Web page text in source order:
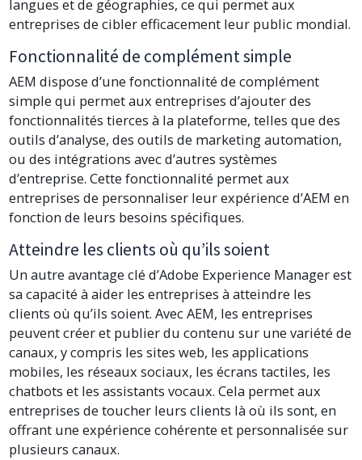
langues et de géographies, ce qui permet aux
entreprises de cibler efficacement leur public mondial.
Fonctionnalité de complément simple
AEM dispose d’une fonctionnalité de complément
simple qui permet aux entreprises d’ajouter des
fonctionnalités tierces à la plateforme, telles que des
outils d’analyse, des outils de marketing automation,
ou des intégrations avec d’autres systèmes
d’entreprise. Cette fonctionnalité permet aux
entreprises de personnaliser leur expérience d’AEM en
fonction de leurs besoins spécifiques.
Atteindre les clients où qu’ils soient
Un autre avantage clé d’Adobe Experience Manager est
sa capacité à aider les entreprises à atteindre les
clients où qu’ils soient. Avec AEM, les entreprises
peuvent créer et publier du contenu sur une variété de
canaux, y compris les sites web, les applications
mobiles, les réseaux sociaux, les écrans tactiles, les
chatbots et les assistants vocaux. Cela permet aux
entreprises de toucher leurs clients là où ils sont, en
offrant une expérience cohérente et personnalisée sur
plusieurs canaux.